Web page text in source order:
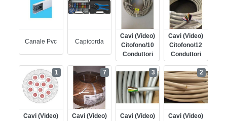
Canale Pvc Capicorda
Cavi (video)
Citofono/10
Conduttori
Cavi (video)
Citofono/12
Conduttori
Cavi (video)
1
Cavi (video)
7
Cavi (video)
3
Cavi (video)
2